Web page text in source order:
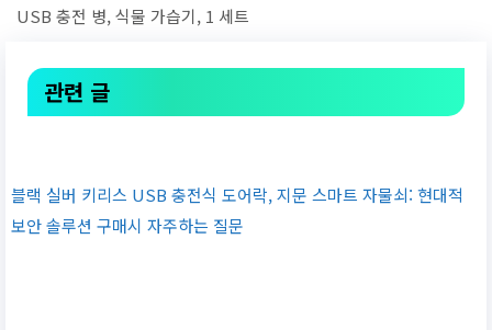
USB 충전 병, 식물 가습기, 1 세트
관련 글
블랙 실버 키리스 USB 충전식 도어락, 지문 스마트 자물쇠: 현대적
보안 솔루션 구매시 자주하는 질문